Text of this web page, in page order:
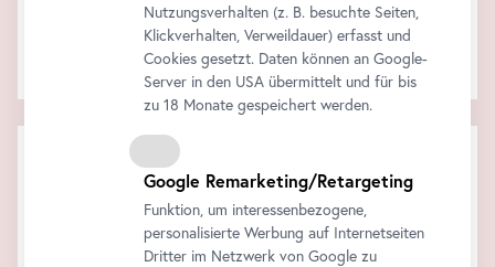
Die Audiotour am eigenenSmartphone!
Alle Informationen finden Siehier
Zwischensumme:
Alle Preise inklusive der gesetzlichen MwSt.
Nutzungsverhalten (z. B. besuchte Seiten,
Klickverhalten, Verweildauer) erfasst und
Cookies gesetzt. Daten können an Google-
Server in den USA übermittelt und für bis
zu 18 Monate gespeichert werden.
Google Remarketing/Retargeting
Funktion, um interessenbezogene,
personalisierte Werbung auf Internetseiten
Dritter im Netzwerk von Google zu